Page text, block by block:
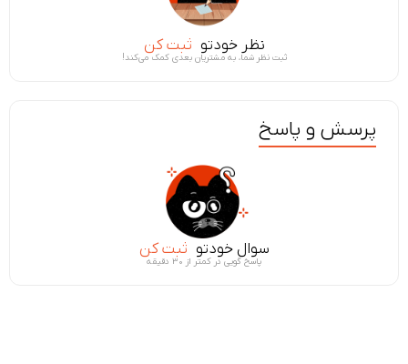
نظر خودتو ثبت کن
ثبت نظر شما، به مشتریان بعدی کمک می‌کند!
پرسش و پاسخ
سوال خودتو ثبت کن
پاسخ گویی در کمتر از ۳۰ دقیقه